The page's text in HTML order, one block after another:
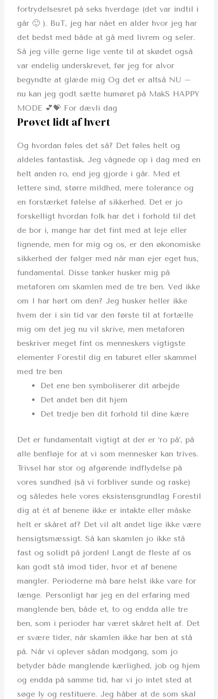
fortrydelsesret på seks hverdage (det var indtil i
går 🙂 ). BuT, jeg har nået en alder hvor jeg har
det bedst med både at gå med livrem og seler.
Så jeg ville gerne lige vente til at skødet også
var endelig underskrevet, før jeg for alvor
begyndte at glæde mig Og det er altså NU –
nu kan jeg godt sætte humøret på MakS HAPPY
MODE 💕💝 For dævli dag
Prøvet lidt af hvert
Og hvordan føles det så? Det føles helt og
aldeles fantastisk. Jeg vågnede op i dag med en
helt anden ro, end jeg gjorde i går. Med et
lettere sind, større mildhed, mere tolerance og
en forstærket følelse af sikkerhed. Det er jo
forskelligt hvordan folk har det i forhold til det
de bor i, mange har det fint med at leje eller
lignende, men for mig og os, er den økonomiske
sikkerhed der følger med når man ejer eget hus,
fundamental. Disse tanker husker mig på
metaforen om skamlen med de tre ben. Ved ikke
om I har hørt om den? Jeg husker heller ikke
hvem der i sin tid var den første til at fortælle
mig om det jeg nu vil skrive, men metaforen
beskriver meget fint os menneskers vigtigste
elementer Forestil dig en taburet eller skammel
med tre ben
Det ene ben symboliserer dit arbejde
Det andet ben dit hjem
Det tredje ben dit forhold til dine kære
Det er fundamentalt vigtigt at der er ‘ro på’, på
alle benfløje for at vi som mennesker kan trives.
Trivsel har stor og afgørende indflydelse på
vores sundhed (så vi forbliver sunde og raske)
og således hele vores eksistensgrundlag Forestil
dig at ét af benene ikke er intakte eller måske
helt er skåret af? Det vil alt andet lige ikke være
hensigtsmæssigt. Så kan skamlen jo ikke stå
fast og solidt på jorden! Langt de fleste af os
kan godt stå imod tider, hvor et af benene
mangler. Perioderne må bare helst ikke vare for
længe. Personligt har jeg en del erfaring med
manglende ben, både et, to og endda alle tre
ben, som i perioder har været skåret helt af. Det
er svære tider, når skamlen ikke har ben at stå
på. Når vi oplever sådan modgang, som jo
betyder både manglende kærlighed, job og hjem
og endda på samme tid, har vi jo intet sted at
søge ly og restituere. Jeg håber at de som skal